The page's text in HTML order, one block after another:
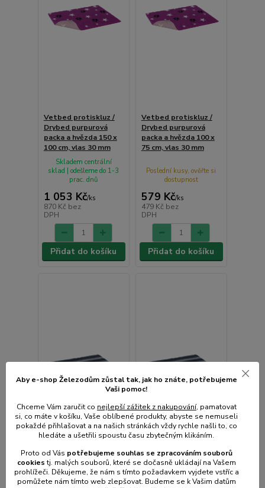
Vetbed protiskluz /
Drybed purpurová
packa a hvězda 150 x
100 cm, vlas 30 mm
1 053 Kč/ks
870 Kč bez
DPH
Skladem centrální
sklad | odešleme do 1-3
prac. dnů
Přidat do košíku
Vetbed protiskluz /
Drybed purpurová
packa a hvězda 100 x
75 cm, vlas 30 mm
579 Kč/ks
479 Kč bez
DPH
Poslední kusy, ověřte si
dostupnost
Přidat do košíku
Vetbed protiskluz /
Drybed modrá pruhy
150 x 100 cm, vlas 30
Vetbed protiskluz /
Drybed modrá pruhy
100 x 75 cm, vlas 30
Aby e-shop Železodům zůstal tak, jak ho znáte, potřebujeme
Vaši pomoc!
Chceme Vám zaručit co nejlepší zážitek z nakupování, pamatovat
si, co máte v košíku, Vaše oblíbené produkty, abyste se nemuseli
pokaždé přihlašovat a na našich stránkách vždy rychle našli to, co
hledáte a ušetřili spoustu času zbytečným klikáním.
Proto od Vás potřebujeme souhlas se zpracováním souborů
cookiestj. malých souborů, které se dočasně ukládají na Vašem
prohlížeči. Děkujeme, že nám s tímto požadavkem vyjdete vstříc a
pomůžete nám tímto web zlepšovat. Budeme se k Vašim datům